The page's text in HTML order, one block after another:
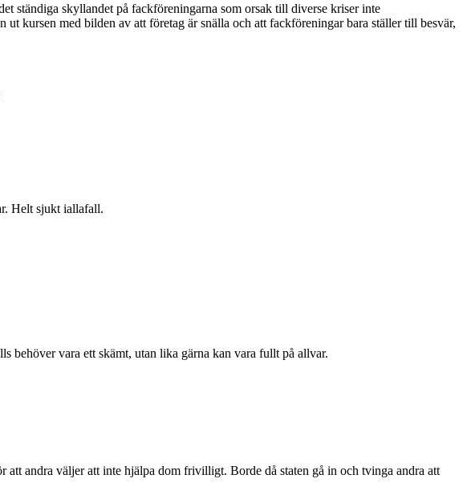
ständiga skyllandet på fackföreningarna som orsak till diverse kriser inte
kursen med bilden av att företag är snälla och att fackföreningar bara ställer till besvär,
Helt sjukt iallafall.
behöver vara ett skämt, utan lika gärna kan vara fullt på allvar.
att andra väljer att inte hjälpa dom frivilligt. Borde då staten gå in och tvinga andra att